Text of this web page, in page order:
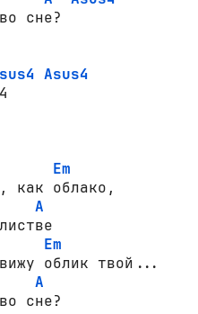
сне?
Asus4
Em
A
Em
A